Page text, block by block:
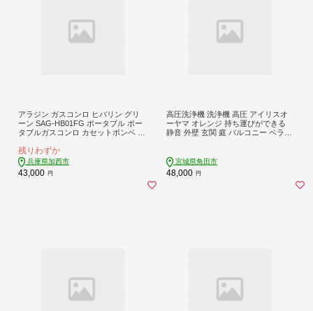
アラジン ガスコンロ ヒバリン グリ
ーン SAG-HB01FG ポータブル ポー
タブルガスコンロ カセットボンベ ア
庫 加西市 調理 家電 インテリア 卓上
ガスグリル 持ち運び 遠赤グラファイ
ト
残りわずか
兵庫県加西市
43,000 円
高圧洗浄機 洗浄機 高圧 アイリスオ
ーヤマ オレンジ 持ち運びができる
静音 外壁 玄関 庭 バルコニー ベラン
N-502-D オレンジ
宮城県角田市
48,000 円